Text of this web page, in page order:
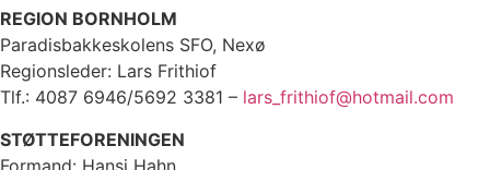
REGION BORNHOLM
Paradisbakkeskolens SFO, Nexø
Regionsleder: Lars Frithiof
Tlf.: 4087 6946/5692 3381 – lars_frithiof@hotmail.com
STØTTEFORENINGEN
Formand: Hansi Hahn